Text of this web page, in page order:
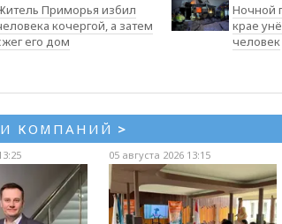
Приморья избил
кочергой, а затем
его дом
Ночной
крае
человек
КОМПАНИЙ >
05 августа 2026 13:15